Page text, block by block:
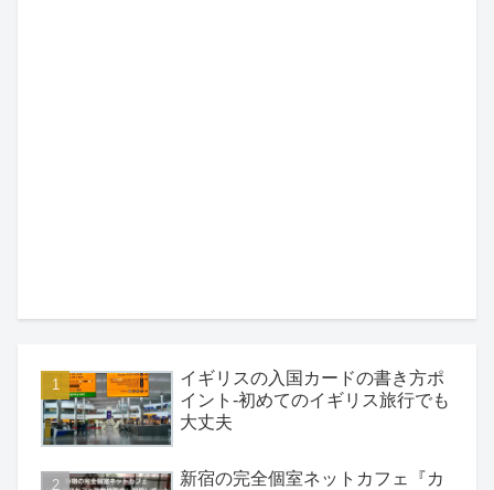
イギリスの入国カードの書き方ポ
イント-初めてのイギリス旅行でも
大丈夫
新宿の完全個室ネットカフェ『カ